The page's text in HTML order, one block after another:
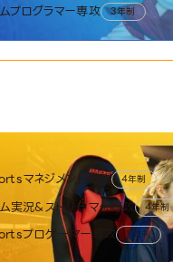
プログラマー専攻 3年制
マネジメント専攻 4年制
実況&ストリーマー専攻 4年制
プロゲーマー専攻 3年制